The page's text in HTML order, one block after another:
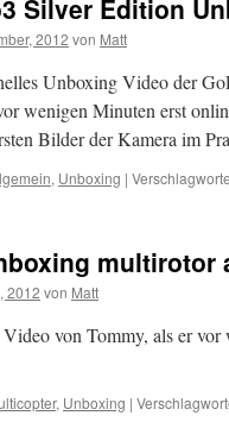
Silver Edition
2012 von Matt
Unboxing Video der
wenigen Minuten erst
Bilder der Kamera im
, Unboxing |
multirotor
2012 von Matt
von Tommy, als er
, Unboxing |